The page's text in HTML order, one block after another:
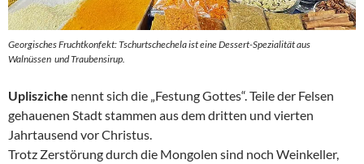
Georgisches Fruchtkonfekt: Tschurtschechela ist eine Dessert-Spezialität aus
Walnüssen und Traubensirup.
Uplisziche nennt sich die „Festung Gottes“. Teile der Felsen
gehauenen Stadt stammen aus dem dritten und vierten
Jahrtausend vor Christus.
Trotz Zerstörung durch die Mongolen sind noch Weinkeller,